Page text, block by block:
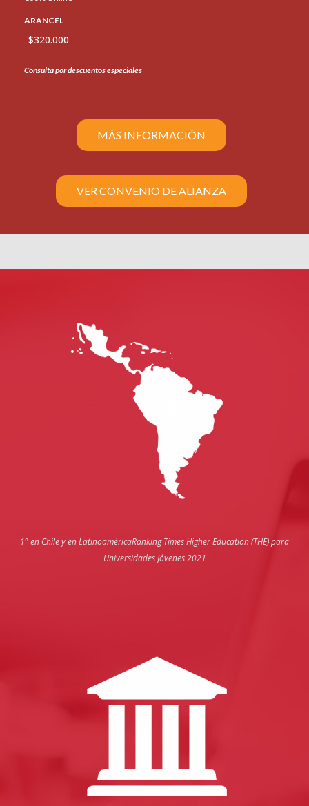
ARANCEL
$320.000
Consulta por descuentos especiales
MÁS INFORMACIÓN
VER CONVENIO DE ALIANZA
1° en Chile y en LatinoaméricaRanking Times Higher Education (THE) para
Universidades Jóvenes 2021